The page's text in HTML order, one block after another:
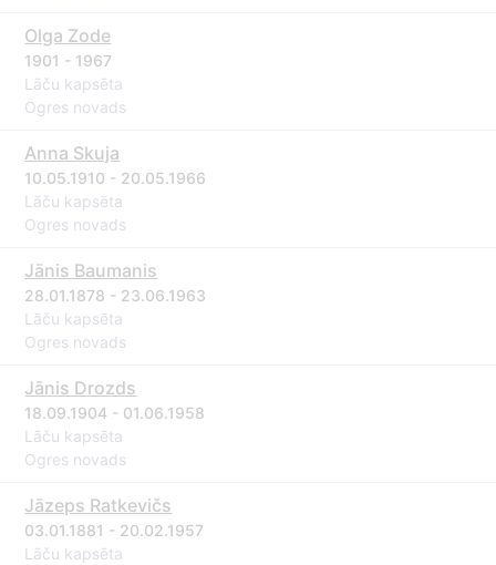
Olga Zode
1901 - 1967
Lāču kapsēta
Ogres novads
Anna Skuja
10.05.1910 - 20.05.1966
Lāču kapsēta
Ogres novads
Jānis Baumanis
28.01.1878 - 23.06.1963
Lāču kapsēta
Ogres novads
Jānis Drozds
18.09.1904 - 01.06.1958
Lāču kapsēta
Ogres novads
Jāzeps Ratkevičs
03.01.1881 - 20.02.1957
Lāču kapsēta